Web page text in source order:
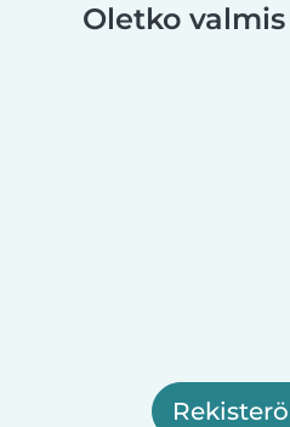
Oletko